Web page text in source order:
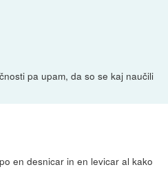
pa upam, da so se kaj naučili
en desnicar in en levicar al kako